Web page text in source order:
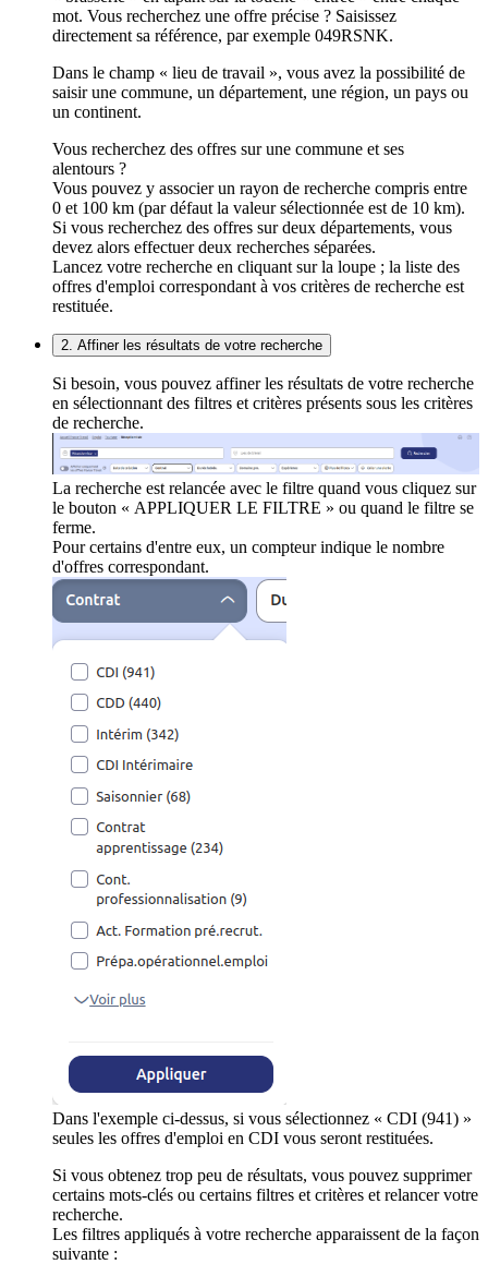
mot. Vous recherchez une offre précise ? Saisissez
directement sa référence, par exemple 049RSNK.
Dans le champ « lieu de travail », vous avez la possibilité de
saisir une commune, un département, une région, un pays ou
un continent.
Vous recherchez des offres sur une commune et ses
alentours ?
Vous pouvez y associer un rayon de recherche compris entre
0 et 100 km (par défaut la valeur sélectionnée est de 10 km).
Si vous recherchez des offres sur deux départements, vous
devez alors effectuer deux recherches séparées.
Lancez votre recherche en cliquant sur la loupe ; la liste des
offres d'emploi correspondant à vos critères de recherche est
restituée.
2. Affiner les résultats de votre recherche
Si besoin, vous pouvez affiner les résultats de votre recherche
en sélectionnant des filtres et critères présents sous les critères
de recherche.
La recherche est relancée avec le filtre quand vous cliquez sur
le bouton « APPLIQUER LE FILTRE » ou quand le filtre se
ferme.
Pour certains d'entre eux, un compteur indique le nombre
d'offres correspondant.
Dans l'exemple ci-dessus, si vous sélectionnez « CDI (941) »
seules les offres d'emploi en CDI vous seront restituées.
Si vous obtenez trop peu de résultats, vous pouvez supprimer
certains mots-clés ou certains filtres et critères et relancer votre
recherche.
Les filtres appliqués à votre recherche apparaissent de la façon
suivante :